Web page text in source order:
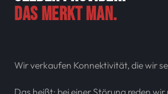
DAS MERKT MAN.
Wir verkaufen Konnektivität, die wir